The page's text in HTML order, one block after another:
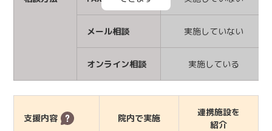
メール相談 実施していない
オンライン相談 実施している
支援内容 院内で実施
連携施設を
紹介